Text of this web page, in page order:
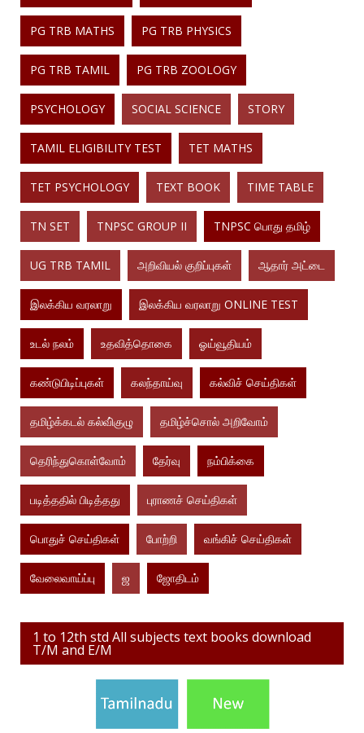
PG TRB MATHS PG TRB PHYSICS
PG TRB TAMIL PG TRB ZOOLOGY
PSYCHOLOGY SOCIAL SCIENCE STORY
TAMIL ELIGIBILITY TEST TET MATHS
TET PSYCHOLOGY TEXT BOOK TIME TABLE
TN SET TNPSC GROUP II TNPSC பொது தமிழ்
UG TRB TAMIL அறிவியல் குறிப்புகள் ஆதார் அட்டை
இலக்கிய வரலாறு இலக்கிய வரலாறு ONLINE TEST
உடல் நலம் உதவித்தொகை ஓய்வூதியம்
கண்டுபிடிப்புகள் கலந்தாய்வு கல்விச் செய்திகள்
தமிழ்க்கடல் கல்வி்குழு தமிழ்ச்சொல் அறிவோம்
தெரிந்துகொள்வோம் தேர்வு நம்பிக்கை
படித்ததில் பிடித்தது புராணச் செய்திகள்
பொதுச் செய்திகள் போற்றி வங்கிச் செய்திகள்
வேலைவாய்ப்பு ஜ ஜோதிடம்
1 to 12th std All subjects text books download
T/M and E/M